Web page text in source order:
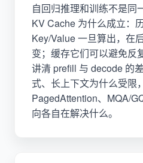
自回归推理和训练不是同
KV Cache 为什么成立：
Key/Value 一旦算出，在
变；缓存它们可以避免反
讲清 prefill 与 decode 的
式、长上下文为什么受限
PagedAttention、MQA/
向各自在解决什么。